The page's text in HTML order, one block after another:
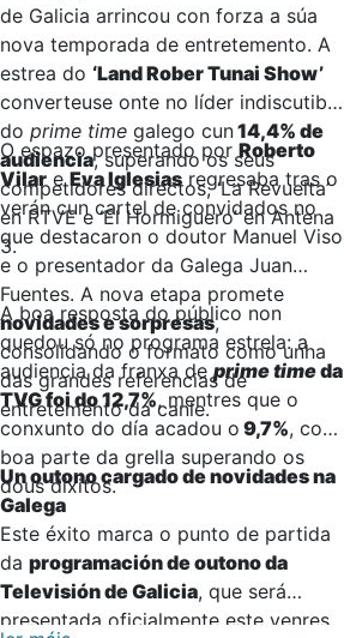
de Galicia arrincou con forza a súa
nova temporada de entretemento. A
estrea do ‘Land Rober Tunai Show’
converteuse onte no líder indiscutible
do prime time galego cun14,4% de
audiencia, superando os seus
competidores directos, ‘La Revuelta’
en RTVE e ‘El Hormiguero’ en Antena
3.
O espazo presentado por Roberto
Vilar eEva Iglesias regresaba tras o
verán cun cartel de convidados no
que destacaron o doutor Manuel Viso
e o presentador da Galega Juan
Fuentes. A nova etapa promete
novidades e sorpresas,
consolidando o formato como unha
das grandes referencias de
entretemento da canle.
A boa resposta do público non
quedou só no programa estrela: a
audiencia da franxa de prime timeda
TVG foi do 12,7%, mentres que o
conxunto do día acadou o 9,7%, con
boa parte da grella superando os
dous díxitos.
Un outono cargado de novidades na
Galega
Este éxito marca o punto de partida
da programación de outono da
Televisión de Galicia, que será
presentada oficialmente este venres